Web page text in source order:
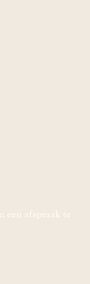
afspraak te